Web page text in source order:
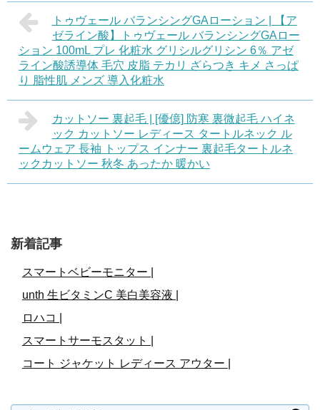
トゥヴェール バランシングGAローション | 【ア
ゼライン酸】トゥヴェール バランシングGAロー
ション 100mL プレ 化粧水 グリシルグリシン 6％ アゼ
ライン酸誘導体 毛穴 皮脂 テカリ ざらつき キメ さっぱ
り 脂性肌 メンズ 導入化粧水
カットソー 裏起毛 | [優億] 防寒 裏微起毛 ハイネ
ック カットソー レディース タートルネック ル
ームウェア 長袖 トップス インナー 裏起毛タートルネ
ックカットソー 秋冬 あったか 暖かい
新着記事
スマートベビーモニター |
unth 生ビタミンC 美白美容液 |
ロハコ |
スマートサーモスタット |
コート ジャケット レディース アウター |